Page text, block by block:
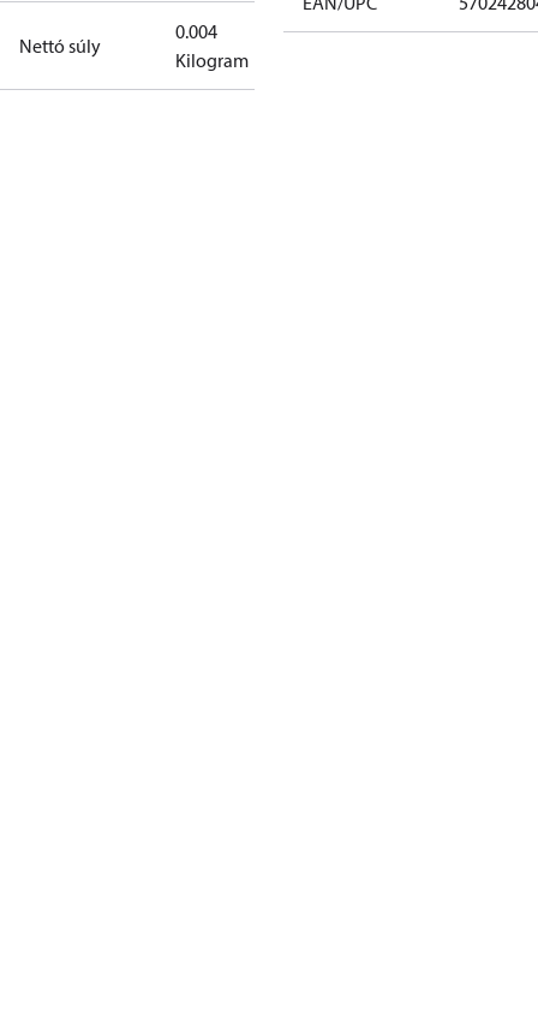
Nettó súly
0.004
Kilogram